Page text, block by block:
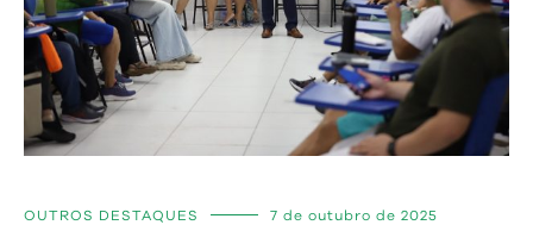
OUTROS DESTAQUES 7 de outubro de 2025